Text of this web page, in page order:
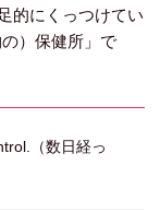
的にくっつけてい
）保健所」で
（数日経っ